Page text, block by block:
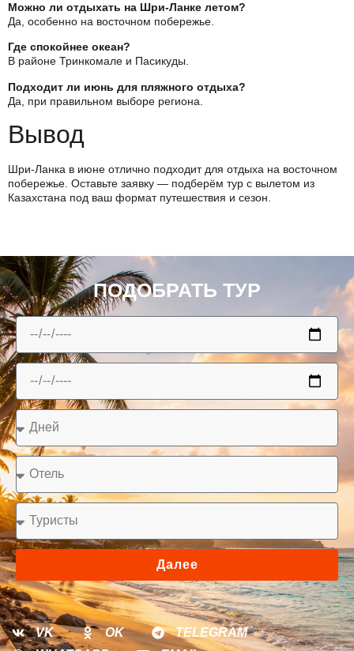
Можно ли отдыхать на Шри-Ланке летом?
Да, особенно на восточном побережье.
Где спокойнее океан?
В районе Тринкомале и Пасикуды.
Подходит ли июнь для пляжного отдыха?
Да, при правильном выборе региона.
Вывод
Шри-Ланка в июне отлично подходит для отдыха на восточном
побережье. Оставьте заявку — подберём тур с вылетом из
Казахстана под ваш формат путешествия и сезон.
ПОДОБРАТЬ ТУР
Далее
VK OK
TELEGRAM